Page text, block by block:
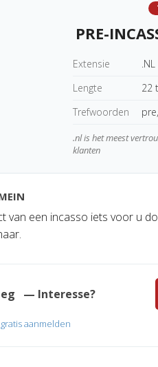
PRE-
Extensie
.NL
Lengte
22
Trefwoorden
.nl is het meest
klanten
van een incasso iets voor u
— Interesse?
gratis aanmelden